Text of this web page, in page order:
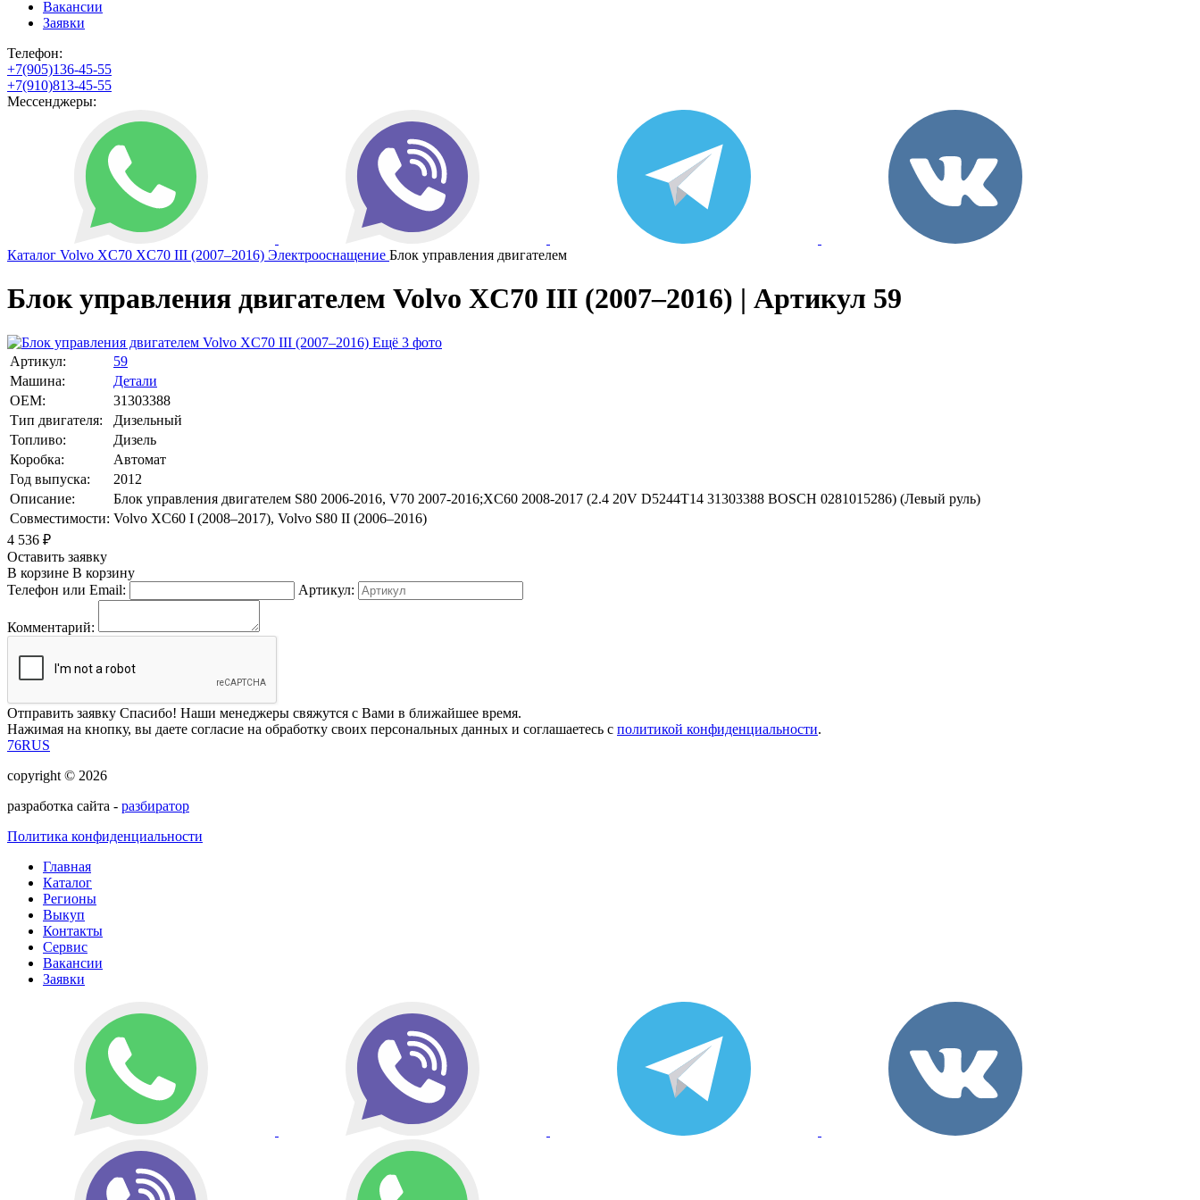
Вакансии
Заявки
Телефон:
+7(905)136-45-55
+7(910)813-45-55
Мессенджеры:
Каталог Volvo XC70 XC70 III (2007–2016) Электрооснащение Блок управления двигателем
Блок управления двигателем Volvo XC70 III (2007–2016) | Артикул 59
Ещё 3 фото
Артикул:
59
Машина:
Детали
OEM:
31303388
Тип двигателя:
Дизельный
Топливо:
Дизель
Коробка:
Автомат
Год выпуска:
2012
Описание:
Блок управления двигателем S80 2006-2016, V70 2007-2016;XC60 2008-2017 (2.4 20V D5244T14 31303388 BOSCH 0281015286) (Левый руль)
Совместимости: Volvo XC60 I (2008–2017), Volvo S80 II (2006–2016)
4 536 ₽
Оставить заявку
В корзине В корзину
Телефон или Email:
Артикул:
Комментарий:
Отправить заявку Спасибо! Наши менеджеры свяжутся с Вами в ближайшее время.
Нажимая на кнопку, вы даете согласие на обработку своих персональных данных и соглашаетесь с политикой конфиденциальности.
76RUS
copyright © 2026
разработка сайта - разбиратор
Политика конфиденциальности
Главная
Каталог
Регионы
Выкуп
Контакты
Сервис
Вакансии
Заявки